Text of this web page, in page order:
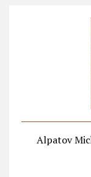
Alpatov